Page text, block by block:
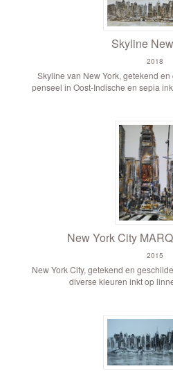
Skyline
2018
Skyline van New York, getekend
penseel in Oost-Indische en sepia
New York City
2015
New York City, getekend en
diverse kleuren inkt op